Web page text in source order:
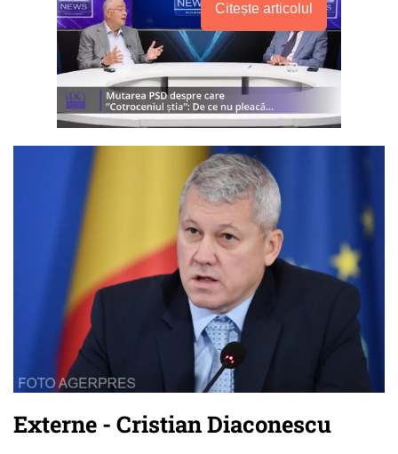
Citește articolul
Externe - Cristian Diaconescu